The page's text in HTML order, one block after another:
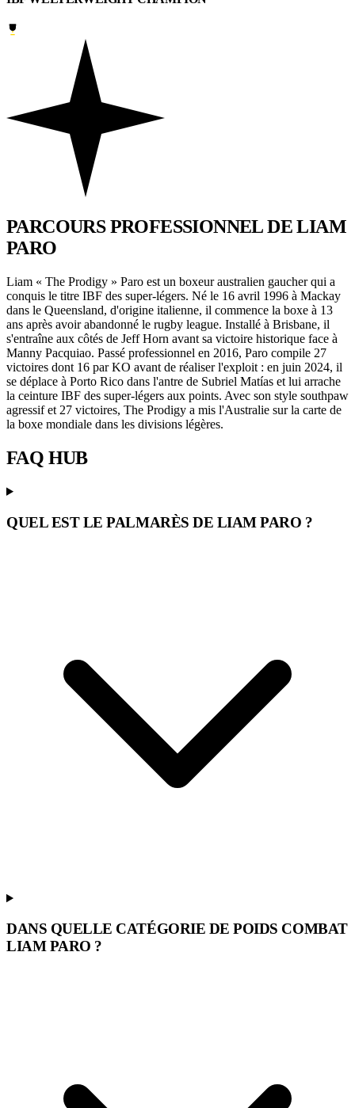
PARCOURS PROFESSIONNELDE LIAM
PARO
Liam « The Prodigy » Paro est un boxeur australien gaucher qui a
conquis le titre IBF des super-légers. Né le 16 avril 1996 à Mackay
dans le Queensland, d'origine italienne, il commence la boxe à 13
ans après avoir abandonné le rugby league. Installé à Brisbane, il
s'entraîne aux côtés de Jeff Horn avant sa victoire historique face à
Manny Pacquiao. Passé professionnel en 2016, Paro compile 27
victoires dont 16 par KO avant de réaliser l'exploit : en juin 2024, il
se déplace à Porto Rico dans l'antre de Subriel Matías et lui arrache
la ceinture IBF des super-légers aux points. Avec son style southpaw
agressif et 27 victoires, The Prodigy a mis l'Australie sur la carte de
la boxe mondiale dans les divisions légères.
FAQ HUB
QUEL EST LE PALMARÈS DE LIAM PARO ?
DANS QUELLE CATÉGORIE DE POIDS COMBAT
LIAM PARO ?